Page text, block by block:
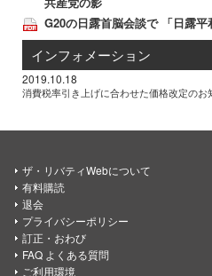
G20の日露首脳会談で 「日露
インフォメーション
2019.10.18
消費税率引き上げに合わせた価格改定のお
ザ・リバティWebについて
有料購読
退会
プライバシーポリシー
訂正・おわび
FAQ よくある質問
ご利用環境